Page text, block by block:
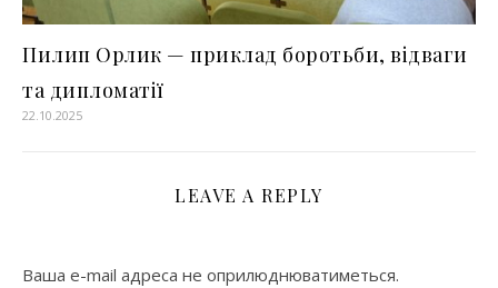
Пилип Орлик — приклад боротьби, відваги
та дипломатії
22.10.2025
LEAVE A REPLY
Ваша e-mail адреса не оприлюднюватиметься.